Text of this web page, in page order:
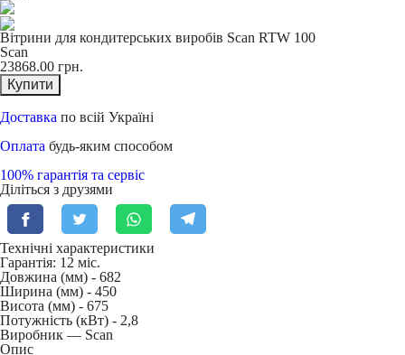
Вітрини для кондитерських виробів Scan RTW 100
Scan
23868.00 грн.
Купити
Доставка по всій Україні
Оплата будь-яким способом
100% гарантія та сервіс
Діліться з друзями
Технічні характеристики
Гарантія: 12 міс.
Довжина (мм) - 682
Ширина (мм) - 450
Висота (мм) - 675
Потужність (кВт) - 2,8
Виробник — Scan
Опис